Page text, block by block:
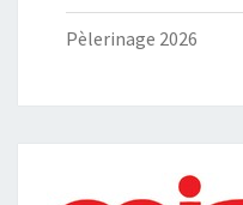
Pèlerinage 2026